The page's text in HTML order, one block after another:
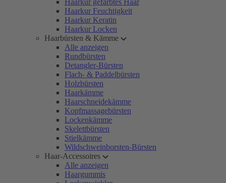
Haarkur gefärbtes Haar
Haarkur Feuchtigkeit
Haarkur Keratin
Haarkur Locken
Haarbürsten & Kämme
Alle anzeigen
Rundbürsten
Detangler-Bürsten
Flach- & Paddelbürsten
Holzbürsten
Haarkämme
Haarschneidekämme
Kopfmassagebürsten
Lockenkämme
Skelettbürsten
Stielkämme
Wildschweinborsten-Bürsten
Haar-Accessoires
Alle anzeigen
Haargummis